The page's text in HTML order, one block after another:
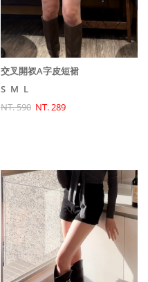
交叉開衩A字皮短裙
S M L
NT. 590 NT. 289